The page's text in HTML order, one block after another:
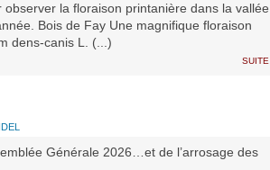
la floraison printanière dans la vallée
Bois de Fay Une magnifique floraison
dens-canis L. (...)
suite
Générale 2026…et de l’arrosage des